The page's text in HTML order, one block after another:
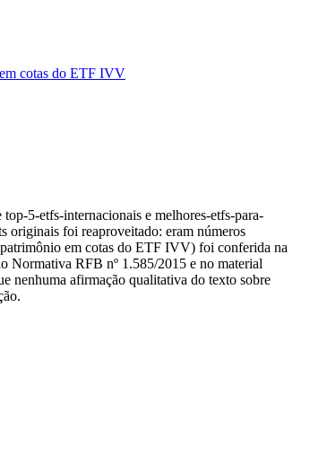
cotas do ETF IVV
5-etfs-internacionais e melhores-etfs-para-
originais foi reaproveitado: eram números
em cotas do ETF IVV) foi conferida na
Normativa RFB nº 1.585/2015 e no material
nenhuma afirmação qualitativa do texto sobre